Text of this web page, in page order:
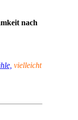
nach
vielleicht